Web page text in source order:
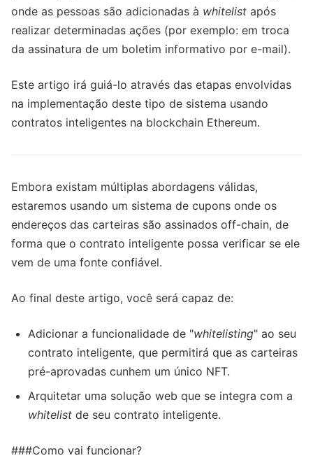
onde as pessoas são adicionadas à whitelist após
realizar determinadas ações (por exemplo: em troca
da assinatura de um boletim informativo por e-mail).
Este artigo irá guiá-lo através das etapas envolvidas
na implementação deste tipo de sistema usando
contratos inteligentes na blockchain Ethereum.
Embora existam múltiplas abordagens válidas,
estaremos usando um sistema de cupons onde os
endereços das carteiras são assinados off-chain, de
forma que o contrato inteligente possa verificar se ele
vem de uma fonte confiável.
Ao final deste artigo, você será capaz de:
Adicionar a funcionalidade de "whitelisting" ao seu
contrato inteligente, que permitirá que as carteiras
pré-aprovadas cunhem um único NFT.
Arquitetar uma solução web que se integra com a
whitelist de seu contrato inteligente.
###Como vai funcionar?